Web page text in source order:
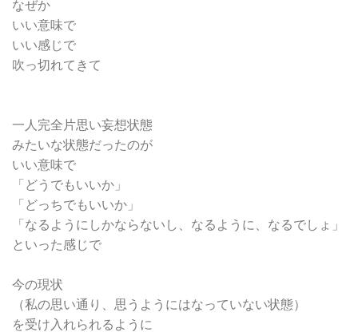
なぜか
いい意味で
いい感じで
吹っ切れてきて
一人完全片思い妄想状態
みたいな状態だったのが
いい意味で
「どうでもいいか」
「どっちでもいいか」
「なるようにしかならないし、なるように、なるでしょ」
といった感じで
今の現状
（私の思い通り、思うようにはなっていない状態）
を受け入れられるように